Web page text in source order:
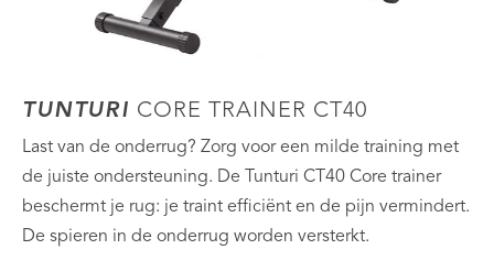
TUNTURI CORE TRAINER CT40
Last van de onderrug? Zorg voor een milde training met
de juiste ondersteuning. De Tunturi CT40 Core trainer
beschermt je rug: je traint efficiënt en de pijn vermindert.
De spieren in de onderrug worden versterkt.